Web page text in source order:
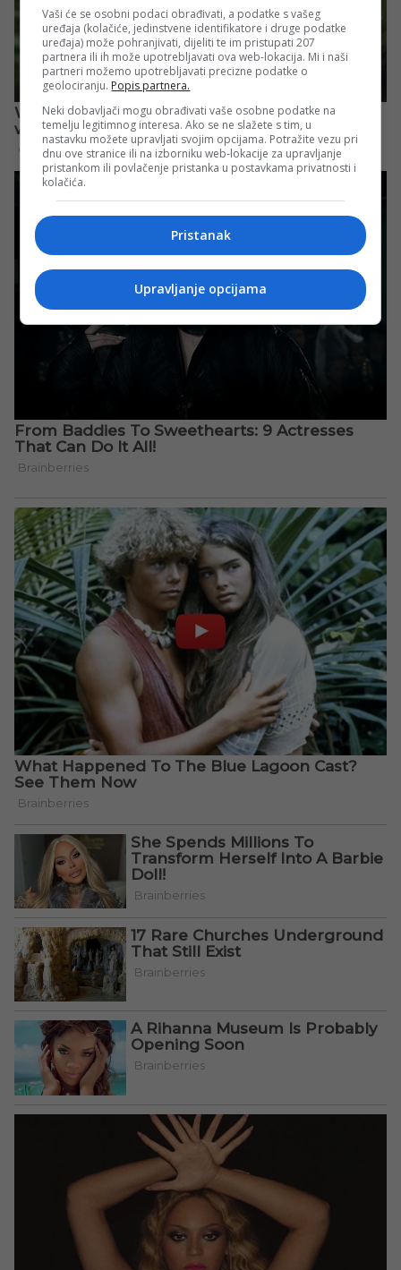
Vaši će se osobni podaci obrađivati, a podatke s vašeg
uređaja (kolačiće, jedinstvene identifikatore i druge podatke
uređaja) može pohranjivati, dijeliti te im pristupati 207
partnera ili ih može upotrebljavati ova web-lokacija. Mi i naši
partneri možemo upotrebljavati precizne podatke o
geolociranju. Popis partnera.
Neki dobavljači mogu obrađivati vaše osobne podatke na
temelju legitimnog interesa. Ako se ne slažete s tim, u
nastavku možete upravljati svojim opcijama. Potražite vezu pri
dnu ove stranice ili na izborniku web-lokacije za upravljanje
pristankom ili povlačenje pristanka u postavkama privatnosti i
kolačića.
Pristanak
Upravljanje opcijama